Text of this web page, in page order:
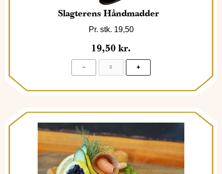
Slagterens Håndmadder
Pr. stk. 19,50
19,50 kr.